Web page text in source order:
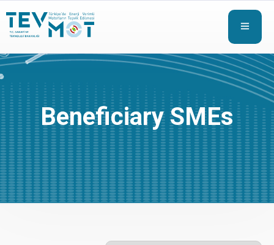
Beneficiary SMEs